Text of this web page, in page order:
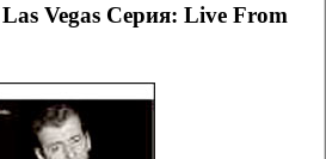
Vegas Серия: Live From